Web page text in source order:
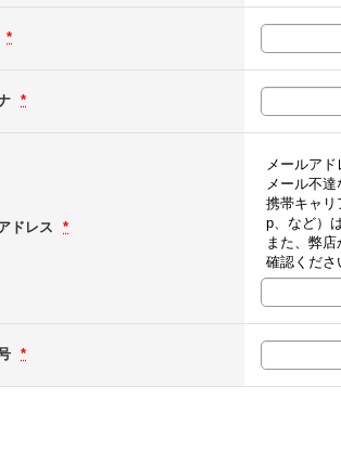
*
*
ドレス *
メールア
メール不
携帯キャリ
p、など）
また、弊
確認くださ
*